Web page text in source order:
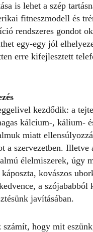
is lehet a szép
fitneszmodell és
rendszeres gondot
egy-egy jól
erre kifejlesztett
kezdődik: a
kálcium-, kálium-
miatt
a szervezetben. Illetve
élelmiszerek, úgy
kovászos
a szójababból
javításában.
számít, hogy mit